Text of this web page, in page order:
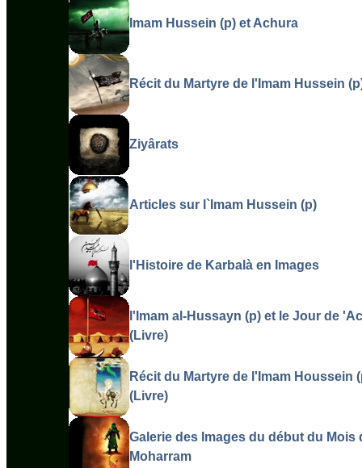
Imam Hussein (p) et Achura
Récit du Martyre de l'Imam Hussein
Ziyârats
Articles sur l`Imam Hussein (p)
l'Histoire de Karbalà en Images
l'Imam al-Hussayn (p) et le Jour de
(Livre)
Récit du Martyre de l'Imam Houssein
(Livre)
Galerie des Images du début du Mois
Moharram